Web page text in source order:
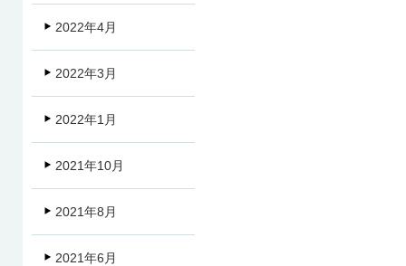
2022年4月
2022年3月
2022年1月
2021年10月
2021年8月
2021年6月